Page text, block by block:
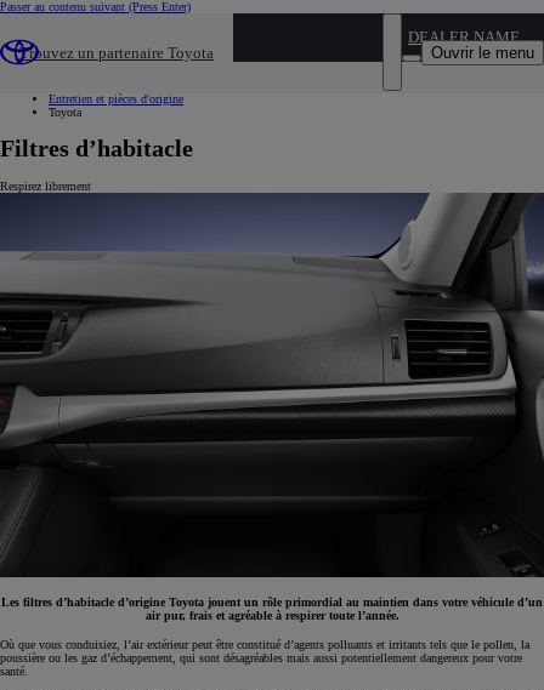
Passer au contenu suivant (Press Enter)
Trouvez un partenaire Toyota
DEALER NAME
Ouvrir le menu
Entretien et pièces d'origine
Toyota
Filtres d’habitacle
Respirez librement
Les filtres d’habitacle d’origine Toyota jouent un rôle primordial au maintien dans votre véhicule d’un
air pur, frais et agréable à respirer toute l’année.
Où que vous conduisiez, l’air extérieur peut être constitué d’agents polluants et irritants tels que le pollen, la
poussière ou les gaz d’échappement, qui sont désagréables mais aussi potentiellement dangereux pour votre
santé.